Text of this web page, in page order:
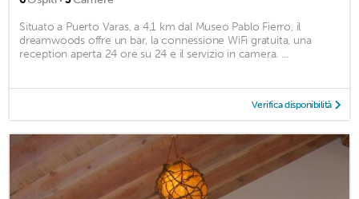
Situato a Puerto Varas, a 4,1 km dal Museo Pablo Fierro, il
dreamwoods offre un bar, la connessione WiFi gratuita, una
reception aperta 24 ore su 24 e il servizio in camera. ...
Verifica disponibilità